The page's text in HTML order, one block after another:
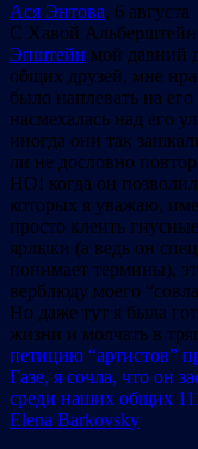
Ася Энтова, 6 августа
С Хавой Альберштейн
Эпштейн мой давний
общих друзей, мне
было наплевать на
насмехалась над его
иногда они так
ли не дословно
НО! когда он
которых я уважаю,
просто клеить
ярлыки (а ведь он
понимает термины),
верблюду моего
Но даже тут я была
жизни и молчать в
петицию “артистов”
Газе, я сочла, что он
среди наших общих
Elena Barkovsky